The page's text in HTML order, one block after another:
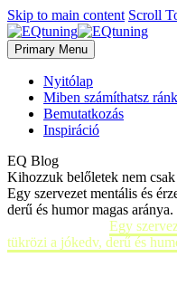
Skip to main content Scroll
Primary Menu
Nyitólap
Miben számíthatsz
Bemutatkozás
Inspiráció
EQ Blog
Kihozzuk belőletek nem
Egy szervezet mentális és
derű és humor magas aránya.
Egy
tükrözi a jókedv, derű és